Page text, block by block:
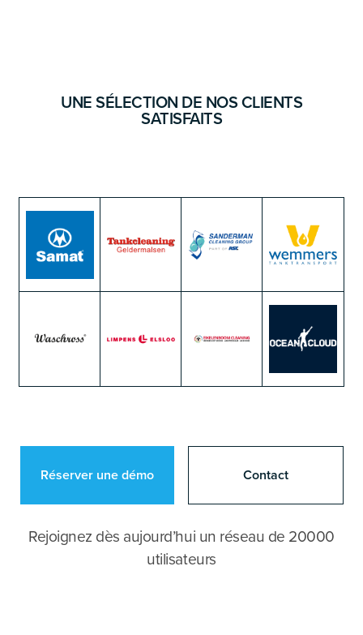
UNE SÉLECTION DE NOS CLIENTS
SATISFAITS
Réserver une démo Contact
Rejoignez dès aujourd’hui un réseau de 20000
utilisateurs